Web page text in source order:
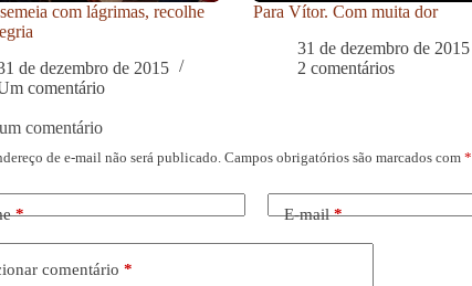
com lágrimas, recolhe
de dezembro de 2015
comentário
Para Vítor. Com muita dor
31 de dezembro de 2015
2 comentários
comentário
de e-mail não será publicado. Campos obrigatórios são marcados com *
* E-mail*
comentário *